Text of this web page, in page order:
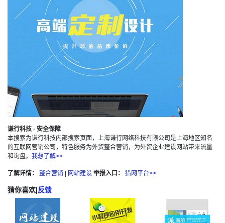
谦行科技 · 安全保障
本搜索为谦行科技内部搜索页面，上海谦行网络科技有限公司是上海地区知名
的互联网营销公司，特色服务为外贸整合营销，为外贸企业建设网站带来流量
和询盘。 我想了解>>
了解详情： 整合营销 网站建设 举报入口： 猎网平台>>
猜你喜欢|反馈